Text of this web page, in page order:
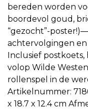
bereden worden
boordevol goud,
“gezocht”-
achtervolgingen
Inclusief postkoets,
volop Wilde
rollenspel in de
Artikelnummer:
x 18.7 x 12.4 cm